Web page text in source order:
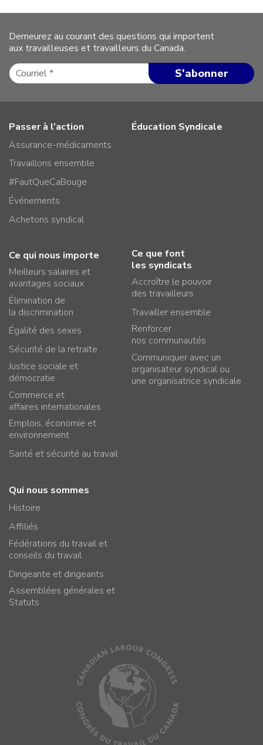
Demeurez au courant des questions qui importent
aux travailleuses et travailleurs du Canada.
Passer à l’action
Assurance-médicaments
Travaillons ensemble
#FautQueCaBouge
Événements
Achetons syndical
Éducation Syndicale
Ce qui nous importe
Meilleurs salaires et
avantages sociaux
Élimination de
la discrimination
Égalité des sexes
Sécurité de la retraite
Justice sociale et
démocratie
Commerce et
affaires internationales
Emplois, économie et
environnement
Santé et sécurité au travail
Ce que font
les syndicats
Accroître le pouvoir
des travailleurs
Travailler ensemble
Renforcer
nos communautés
Communiquer avec un
organisateur syndical ou
une organisatrice syndicale
Qui nous sommes
Histoire
Affiliés
Fédérations du travail et
conseils du travail
Dirigeante et dirigeants
Assemblées générales et
Statuts